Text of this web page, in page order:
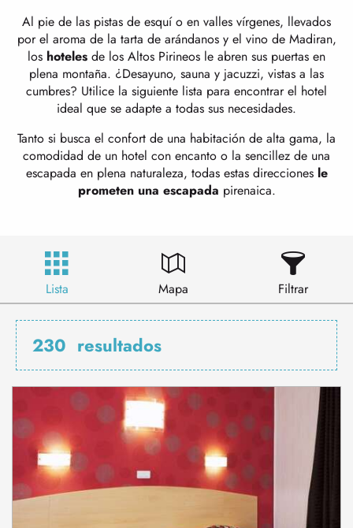
Al pie de las pistas de esquí o en valles vírgenes, llevados
por el aroma de la tarta de arándanos y el vino de Madiran,
los hoteles de los Altos Pirineos le abren sus puertas en
plena montaña. ¿Desayuno, sauna y jacuzzi, vistas a las
cumbres? Utilice la siguiente lista para encontrar el hotel
ideal que se adapte a todas sus necesidades.
Tanto si busca el confort de una habitación de alta gama, la
comodidad de un hotel con encanto o la sencillez de una
escapada en plena naturaleza, todas estas direcciones le
prometen una escapada pirenaica.
Lista Mapa Filtrar
230 resultados